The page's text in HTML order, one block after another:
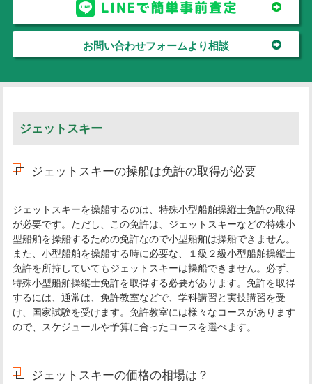
お問い合わせフォームより相談
ジェットスキー
ジェットスキーの操船は免許の取得が必要
ジェットスキーを操船するのは、特殊小型船舶操縦士免許の取得
が必要です。ただし、この免許は、ジェットスキーなどの特殊小
型船舶を操船するための免許なので小型船舶は操船できません。
また、小型船舶を操船する時に必要な、１級２級小型船舶操縦士
免許を所持していてもジェットスキーは操船できません。必ず、
特殊小型船舶操縦士免許を取得する必要があります。免許を取得
するには、通常は、免許教室などで、学科講習と実技講習を受
け、国家試験を受けます。免許教室には様々なコースがあります
ので、スケジュールや予算に合ったコースを選べます。
ジェットスキーの価格の相場は？